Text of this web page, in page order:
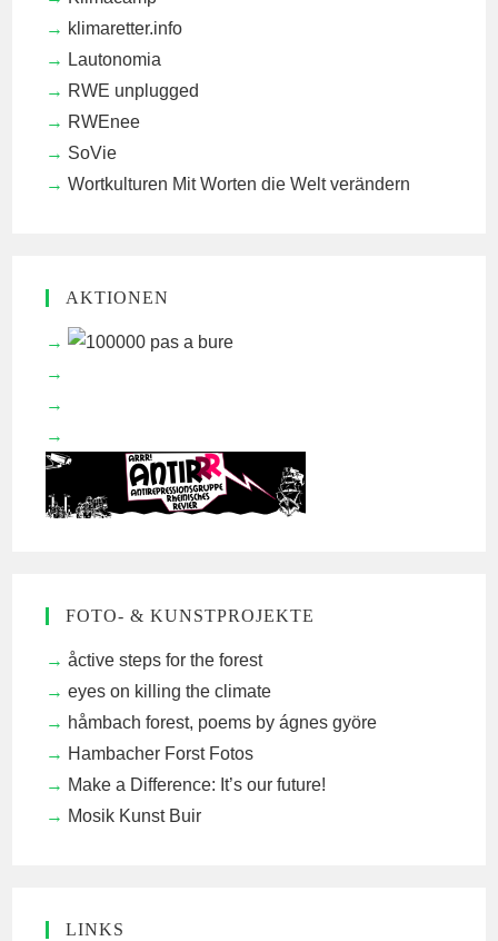
klimaretter.info
Lautonomia
RWE unplugged
RWEnee
SoVie
Wortkulturen Mit Worten die Welt verändern
AKTIONEN
FOTO- & KUNSTPROJEKTE
åctive steps for the forest
eyes on killing the climate
håmbach forest, poems by ágnes györe
Hambacher Forst Fotos
Make a Difference: It’s our future!
Mosik Kunst Buir
LINKS